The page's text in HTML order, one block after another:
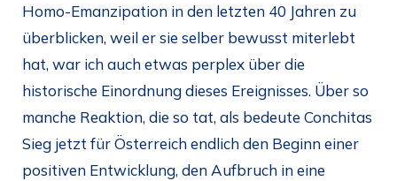
Homo-Emanzipation in den letzten 40 Jahren zu
überblicken, weil er sie selber bewusst miterlebt
hat, war ich auch etwas perplex über die
historische Einordnung dieses Ereignisses. Über so
manche Reaktion, die so tat, als bedeute Conchitas
Sieg jetzt für Österreich endlich den Beginn einer
positiven Entwicklung, den Aufbruch in eine